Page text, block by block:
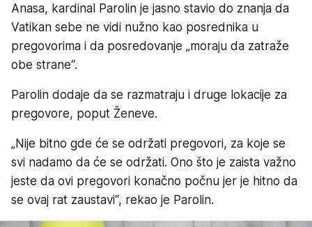
Anasa, kardinal Parolin je jasno stavio do znanja da
Vatikan sebe ne vidi nužno kao posrednika u
pregovorima i da posredovanje „moraju da zatraže
obe strane“.
Parolin dodaje da se razmatraju i druge lokacije za
pregovore, poput Ženeve.
„Nije bitno gde će se održati pregovori, za koje se
svi nadamo da će se održati. Ono što je zaista važno
jeste da ovi pregovori konačno počnu jer je hitno da
se ovaj rat zaustavi“, rekao je Parolin.